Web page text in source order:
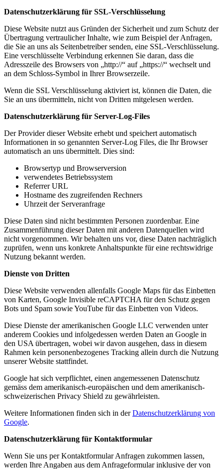
Datenschutzerklärung für SSL-Verschlüsselung
Diese Website nutzt aus Gründen der Sicherheit und zum Schutz der
Übertragung vertraulicher Inhalte, wie zum Beispiel der Anfragen,
die Sie an uns als Seitenbetreiber senden, eine SSL-Verschlüsselung.
Eine verschlüsselte Verbindung erkennen Sie daran, dass die
Adresszeile des Browsers von „http://“ auf „https://“ wechselt und
an dem Schloss-Symbol in Ihrer Browserzeile.
Wenn die SSL Verschlüsselung aktiviert ist, können die Daten, die
Sie an uns übermitteln, nicht von Dritten mitgelesen werden.
Datenschutzerklärung für Server-Log-Files
Der Provider dieser Website erhebt und speichert automatisch
Informationen in so genannten Server-Log Files, die Ihr Browser
automatisch an uns übermittelt. Dies sind:
Browsertyp und Browserversion
verwendetes Betriebssystem
Referrer URL
Hostname des zugreifenden Rechners
Uhrzeit der Serveranfrage
Diese Daten sind nicht bestimmten Personen zuordenbar. Eine
Zusammenführung dieser Daten mit anderen Datenquellen wird
nicht vorgenommen. Wir behalten uns vor, diese Daten nachträglich
zuprüfen, wenn uns konkrete Anhaltspunkte für eine rechtswidrige
Nutzung bekannt werden.
Dienste von Dritten
Diese Website verwenden allenfalls Google Maps für das Einbetten
von Karten, Google Invisible reCAPTCHA für den Schutz gegen
Bots und Spam sowie YouTube für das Einbetten von Videos.
Diese Dienste der amerikanischen Google LLC verwenden unter
anderem Cookies und infolgedessen werden Daten an Google in
den USA übertragen, wobei wir davon ausgehen, dass in diesem
Rahmen kein personenbezogenes Tracking allein durch die Nutzung
unserer Website stattfindet.
Google hat sich verpflichtet, einen angemessenen Datenschutz
gemäss dem amerikanisch-europäischen und dem amerikanisch-
schweizerischen Privacy Shield zu gewährleisten.
Weitere Informationen finden sich in derDatenschutzerklärung von
Google.
Datenschutzerklärung für Kontaktformular
Wenn Sie uns per Kontaktformular Anfragen zukommen lassen,
werden Ihre Angaben aus dem Anfrageformular inklusive der von